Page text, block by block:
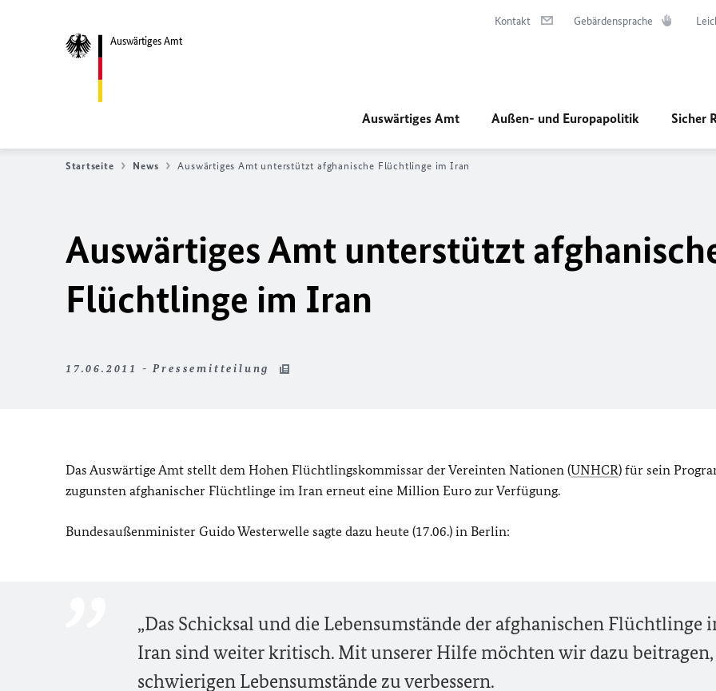
Auswärtiges Amt
Kontakt Gebärdensprache
Auswärtiges Amt Außen- und Europapolitik Sicher
Startseite News Auswärtiges Amt unterstützt afghanische Flüchtlinge im Iran
Auswärtiges Amt unterstützt
Flüchtlinge im Iran
17.06.2011 - Pressemitteilung
Das Auswärtige Amt stellt dem Hohen Flüchtlingskommissar der Vereinten Nationen (UNHCR) für sein
zugunsten afghanischer Flüchtlinge im Iran erneut eine Million Euro zur Verfügung.
Bundesaußenminister Guido Westerwelle sagte dazu heute (17.06.) in Berlin:
„Das Schicksal und die Lebensumstände der afghanischen Flüchtlinge
Iran sind weiter kritisch. Mit unserer Hilfe möchten wir dazu
schwierigen Lebensumstände zu verbessern.